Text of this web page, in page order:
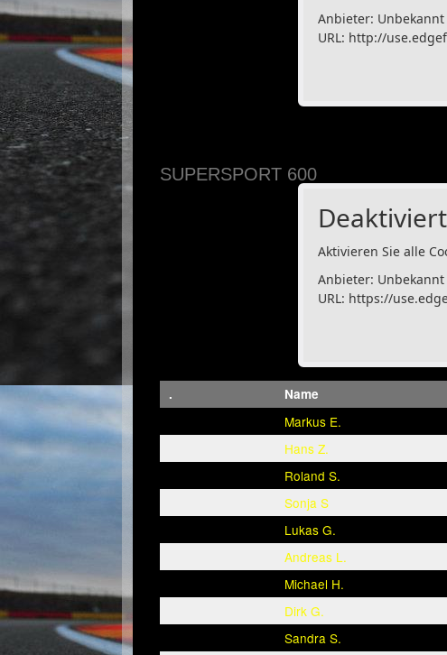
Anbieter: Unbekannt
URL: http://
SUPERSPORT 600
Aktivieren Sie alle
Anbieter: Unbekannt
URL: https://
. Name
Markus E.
Hans Z.
Roland S.
Sonja S
Lukas G.
Andreas L.
Michael H.
Dirk G.
Sandra S.